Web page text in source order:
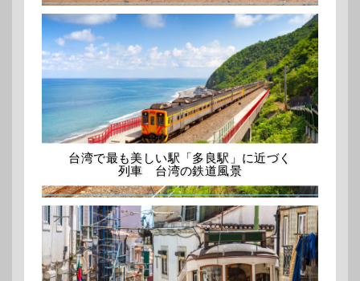
台湾で最も美しい駅「多良駅」に近づく
列車 台湾の鉄道風景